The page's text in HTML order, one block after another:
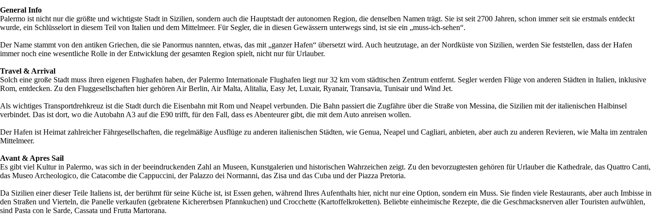
General Info
Palermo ist nicht nur die größte und wichtigste Stadt in Sizilien, sondern auch die Hauptstadt der autonomen Region, die denselben Namen trägt. Sie ist seit 2700 Jahren, schon immer seit sie erstmals entdeckt
wurde, ein Schlüsselort in diesem Teil von Italien und dem Mittelmeer. Für Segler, die in diesen Gewässern unterwegs sind, ist sie ein „muss-ich-sehen“.
Der Name stammt von den antiken Griechen, die sie Panormus nannten, etwas, das mit „ganzer Hafen“ übersetzt wird. Auch heutzutage, an der Nordküste von Sizilien, werden Sie feststellen, dass der Hafen
immer noch eine wesentliche Rolle in der Entwicklung der gesamten Region spielt, nicht nur für Urlauber.
Travel & Arrival
Solch eine große Stadt muss ihren eigenen Flughafen haben, der Palermo Internationale Flughafen liegt nur 32 km vom städtischen Zentrum entfernt. Segler werden Flüge von anderen Städten in Italien, inklusive
Rom, entdecken. Zu den Fluggesellschaften hier gehören Air Berlin, Air Malta, Alitalia, Easy Jet, Luxair, Ryanair, Transavia, Tunisair und Wind Jet.
Als wichtiges Transportdrehkreuz ist die Stadt durch die Eisenbahn mit Rom und Neapel verbunden. Die Bahn passiert die Zugfähre über die Straße von Messina, die Sizilien mit der italienischen Halbinsel
verbindet. Das ist dort, wo die Autobahn A3 auf die E90 trifft, für den Fall, dass es Abenteurer gibt, die mit dem Auto anreisen wollen.
Der Hafen ist Heimat zahlreicher Fährgesellschaften, die regelmäßige Ausflüge zu anderen italienischen Städten, wie Genua, Neapel und Cagliari, anbieten, aber auch zu anderen Revieren, wie Malta im zentralen
Mittelmeer.
Avant & Apres Sail
Es gibt viel Kultur in Palermo, was sich in der beeindruckenden Zahl an Museen, Kunstgalerien und historischen Wahrzeichen zeigt. Zu den bevorzugtesten gehören für Urlauber die Kathedrale, das Quattro Canti,
das Museo Archeologico, die Catacombe die Cappuccini, der Palazzo dei Normanni, das Zisa und das Cuba und der Piazza Pretoria.
Da Sizilien einer dieser Teile Italiens ist, der berühmt für seine Küche ist, ist Essen gehen, während Ihres Aufenthalts hier, nicht nur eine Option, sondern ein Muss. Sie finden viele Restaurants, aber auch Imbisse in
den Straßen und Vierteln, die Panelle verkaufen (gebratene Kichererbsen Pfannkuchen) und Crocchette (Kartoffelkroketten). Beliebte einheimische Rezepte, die die Geschmacksnerven aller Touristen aufwühlen,
sind Pasta con le Sarde, Cassata und Frutta Martorana.